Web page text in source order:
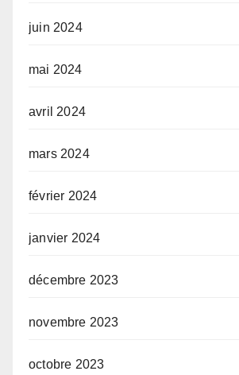
juin 2024
mai 2024
avril 2024
mars 2024
février 2024
janvier 2024
décembre 2023
novembre 2023
octobre 2023